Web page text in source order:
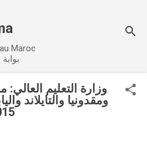
Maroc
وزارة التعليم